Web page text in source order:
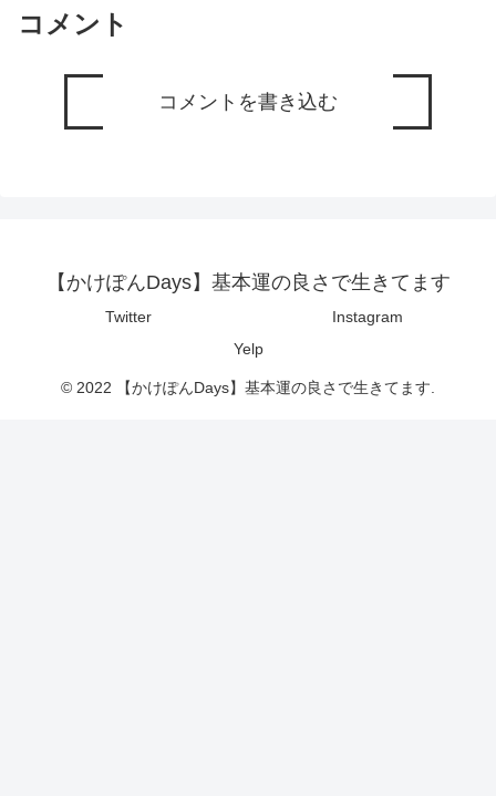
コメント
コメントを書き込む
【かけぽんDays】基本運の良さで生きてます
Twitter
Instagram
Yelp
© 2022 【かけぽんDays】基本運の良さで生きてます.